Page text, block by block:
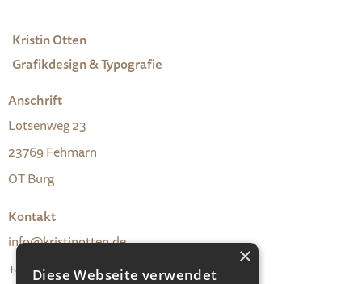
Kristin Otten
Grafikdesign & Typografie
Anschrift
Lotsenweg 23
23769 Fehmarn
OT Burg
Kontakt
info@kristinotten.de
+49(0)176-26761375
×
Diese Webseite verwendet